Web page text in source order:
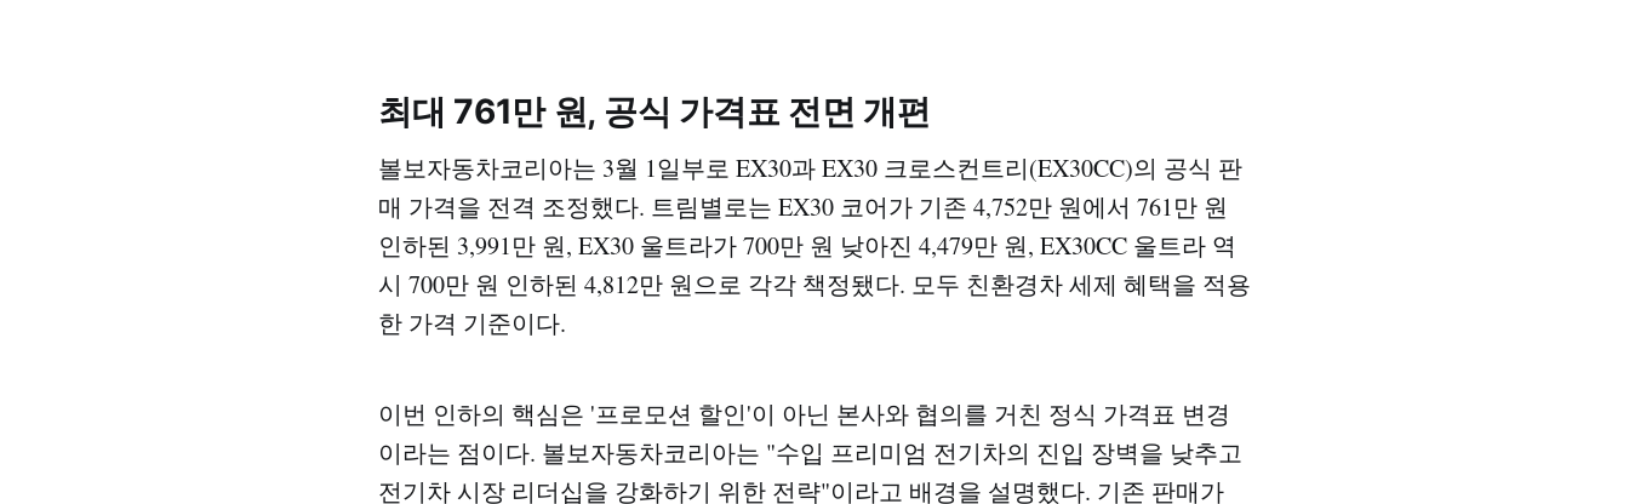
최대 761만 원, 공식 가격표 전면 개편
볼보자동차코리아는 3월 1일부로 EX30과 EX30 크로스컨트리(EX30CC)의 공식 판
매 가격을 전격 조정했다. 트림별로는 EX30 코어가 기존 4,752만 원에서 761만 원
인하된 3,991만 원, EX30 울트라가 700만 원 낮아진 4,479만 원, EX30CC 울트라 역
시 700만 원 인하된 4,812만 원으로 각각 책정됐다. 모두 친환경차 세제 혜택을 적용
한 가격 기준이다.
이번 인하의 핵심은 '프로모션 할인'이 아닌 본사와 협의를 거친 정식 가격표 변경
이라는 점이다. 볼보자동차코리아는 "수입 프리미엄 전기차의 진입 장벽을 낮추고
전기차 시장 리더십을 강화하기 위한 전략"이라고 배경을 설명했다. 기존 판매가